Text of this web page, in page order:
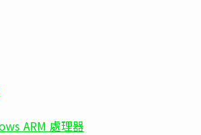
ARM 處理器